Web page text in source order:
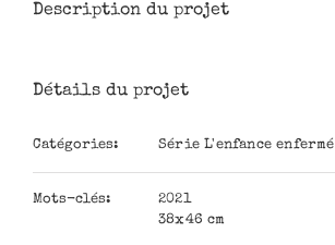
Description du projet
Détails du projet
Catégories: Série L'enfance
Mots-clés:
2021
38x46 cm